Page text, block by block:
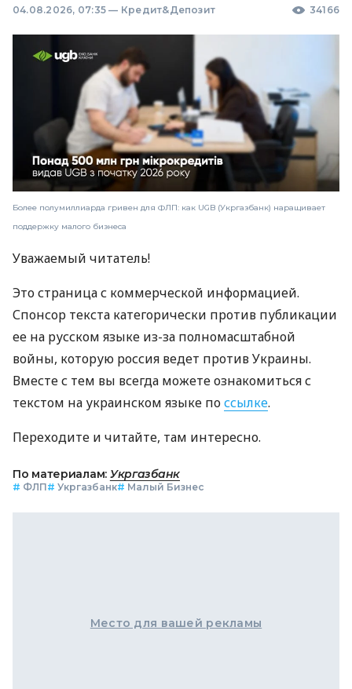
04.08.2026, 07:35 — Кредит&Депозит 34166
Более полумиллиарда гривен для ФЛП: как UGB (Укргазбанк) наращивает
поддержку малого бизнеса
Уважаемый читатель!
Это страница с коммерческой информацией.
Спонсор текста категорически против публикации
ее на русском языке из-за полномасштабной
войны, которую россия ведет против Украины.
Вместе с тем вы всегда можете ознакомиться с
текстом на украинском языке поссылке.
Переходите и читайте, там интересно.
По материалам: Укргазбанк
# ФЛП# Укргазбанк# Малый Бизнес
Место для вашей рекламы